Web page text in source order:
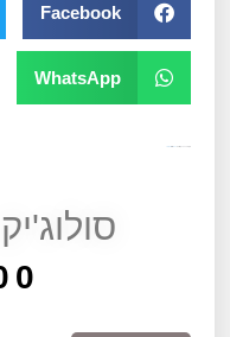
Facebook
WhatsApp